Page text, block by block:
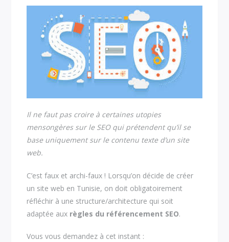
Il ne faut pas croire à certaines utopies
mensongères sur le SEO qui prétendent qu’il se
base uniquement sur le contenu texte d’un site
web.
C’est faux et archi-faux ! Lorsqu’on décide de créer
un site web en Tunisie, on doit obligatoirement
réfléchir à une structure/architecture qui soit
adaptée aux règles du référencement SEO.
Vous vous demandez à cet instant :